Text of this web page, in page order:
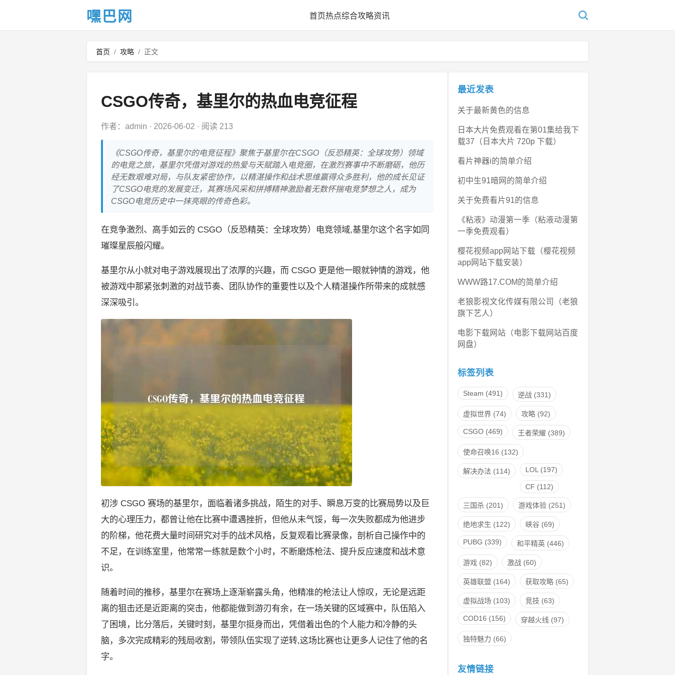
嘿巴网 首页热点综合攻略资讯
首页 / 攻略 / 正文
CSGO传奇，基里尔的热血电竞征程
作者：admin · 2026-06-02 · 阅读 213
《CSGO传奇，基里尔的电竞征程》聚焦于基里尔在CSGO（反恐精英：全球攻势）领域
的电竞之旅，基里尔凭借对游戏的热爱与天赋踏入电竞圈，在激烈赛事中不断磨砺，他历
经无数艰难对局，与队友紧密协作，以精湛操作和战术思维赢得众多胜利，他的成长见证
了CSGO电竞的发展变迁，其赛场风采和拼搏精神激励着无数怀揣电竞梦想之人，成为
CSGO电竞历史中一抹亮眼的传奇色彩。
在竞争激烈、高手如云的 CSGO（反恐精英：全球攻势）电竞领域,基里尔这个名字如同
璀璨星辰般闪耀。
基里尔从小就对电子游戏展现出了浓厚的兴趣，而 CSGO 更是他一眼就钟情的游戏，他
被游戏中那紧张刺激的对战节奏、团队协作的重要性以及个人精湛操作所带来的成就感
深深吸引。
初涉 CSGO 赛场的基里尔，面临着诸多挑战，陌生的对手、瞬息万变的比赛局势以及巨
大的心理压力，都曾让他在比赛中遭遇挫折，但他从未气馁，每一次失败都成为他进步
的阶梯，他花费大量时间研究对手的战术风格，反复观看比赛录像，剖析自己操作中的
不足，在训练室里，他常常一练就是数个小时，不断磨炼枪法、提升反应速度和战术意
识。
随着时间的推移，基里尔在赛场上逐渐崭露头角，他精准的枪法让人惊叹，无论是远距
离的狙击还是近距离的突击，他都能做到游刃有余，在一场关键的区域赛中，队伍陷入
了困境，比分落后，关键时刻，基里尔挺身而出，凭借着出色的个人能力和冷静的头
脑，多次完成精彩的残局收割，带领队伍实现了逆转,这场比赛也让更多人记住了他的名
字。
最近发表
关于最新黄色的信息
日本大片免费观看在第01集给我下
载37（日本大片 720p 下载）
看片神器i的简单介绍
初中生91暗网的简单介绍
关于免费看片91的信息
《粘液》动漫第一季（粘液动漫第
一季免费观看）
樱花视频app网站下载（樱花视频
app网站下载安装）
WWW路17.COM的简单介绍
老狼影视文化传媒有限公司（老狼
旗下艺人）
电影下载网站（电影下载网站百度
网盘）
标签列表
Steam (491) 逆战 (331)
虚拟世界 (74) 攻略 (92)
CSGO (469) 王者荣耀 (389)
使命召唤16 (132)
解决办法 (114) LOL (197)
CF (112)
三国杀 (201) 游戏体验 (251)
绝地求生 (122) 峡谷 (69)
PUBG (339) 和平精英 (446)
游戏 (82) 激战 (60)
英雄联盟 (164) 获取攻略 (65)
虚拟战场 (103) 竞技 (63)
COD16 (156) 穿越火线 (97)
独特魅力 (66)
友情链接